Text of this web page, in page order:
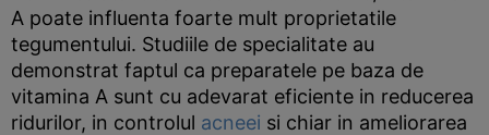
A poate influenta foarte mult proprietatile
tegumentului. Studiile de specialitate au
demonstrat faptul ca preparatele pe baza de
vitamina A sunt cu adevarat eficiente in reducerea
ridurilor, in controlul acneei si chiar in ameliorarea